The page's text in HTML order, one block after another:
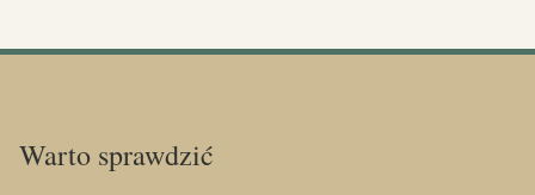
Warto sprawdzić